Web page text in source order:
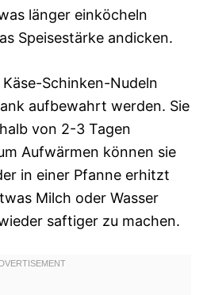
länger einköcheln
Speisestärke andicken.
Käse-Schinken-Nudeln
aufbewahrt werden. Sie
von 2-3 Tagen
Aufwärmen können sie
in einer Pfanne erhitzt
Milch oder Wasser
saftiger zu machen.